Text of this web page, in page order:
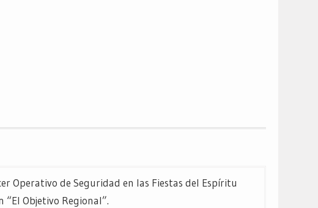
Operativo de Seguridad en las Fiestas del Espíritu
Objetivo Regional”.